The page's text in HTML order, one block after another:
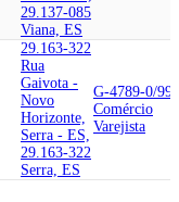
29.137-085
Viana, ES
29.163-322
Rua
Gaivota -
Novo
Horizonte,
Serra - ES,
29.163-322
Serra, ES
G-4789-0/99
Comércio
Varejista